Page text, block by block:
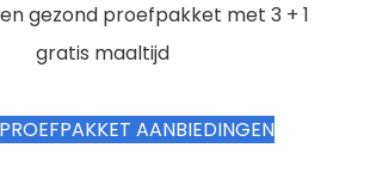
gezond proefpakket met 3 + 1
gratis maaltijd
AANBIEDINGEN